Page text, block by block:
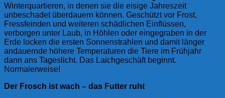
Winterquartieren, in denen sie die eisige Jahreszeit
unbeschadet überdauern können. Geschützt vor Frost,
Fressfeinden und weiteren schädlichen Einflüssen,
verborgen unter Laub, in Höhlen oder eingegraben in der
Erde locken die ersten Sonnenstrahlen und damit länger
andauernde höhere Temperaturen die Tiere im Frühjahr
dann ans Tageslicht. Das Laichgeschäft beginnt.
Normalerweise!
Der Frosch ist wach – das Futter ruht